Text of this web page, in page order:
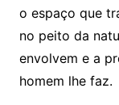
o espaço que
no peito da
envolvem e a
homem lhe faz.